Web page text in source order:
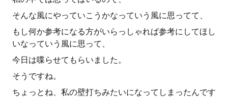
そんな風にやっていこうかなっていう風に思ってて、
もし何か参考になる方がいらっしゃれば参考にしてほし
いなっていう風に思って、
今日は喋らせてもらいました。
そうですね。
ちょっとね、私の壁打ちみたいになってしまったんです